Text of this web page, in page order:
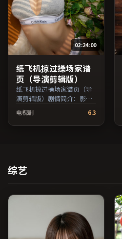
02:24:00
纸飞机掠过操场家谱
页（导演剪辑版）
纸飞机掠过操场家谱页（导
演剪辑版）剧情简介：影片
试图追问「归属」与「告
别」的主题，人物关系在误
会与和解中演进；由杜琪峰
年3月25日于中国台湾地区院
线首映，网络平台同步更新
目索引，支持片名与演员交
电视剧 6.3
综艺